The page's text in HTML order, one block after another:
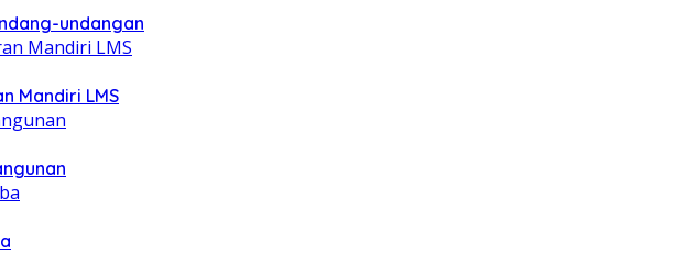
undangan
Mandiri LMS